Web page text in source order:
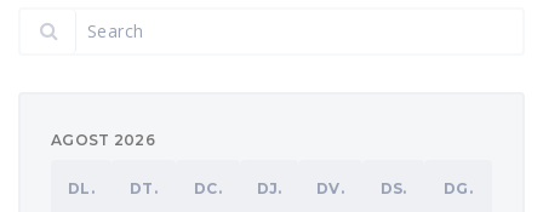
AGOST 2026
DL. DT. DC. DJ. DV. DS. DG.